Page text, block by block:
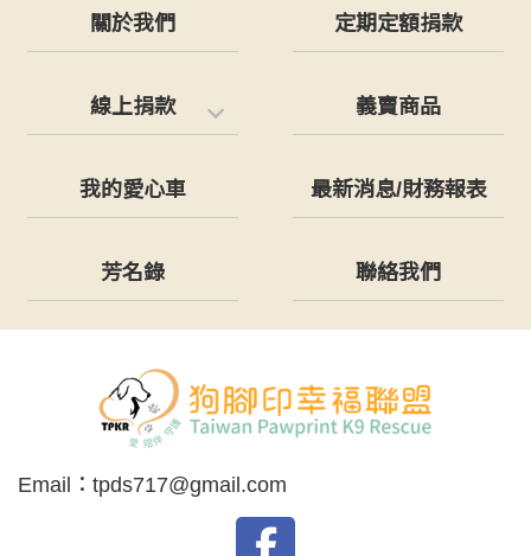
關於我們 定期定額捐款
線上捐款 義賣商品
我的愛心車 最新消息/財務報表
芳名錄 聯絡我們
Email： tpds717@gmail.com